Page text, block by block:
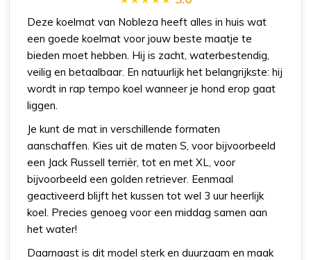
Deze koelmat van Nobleza heeft alles in huis wat
een goede koelmat voor jouw beste maatje te
bieden moet hebben. Hij is zacht, waterbestendig,
veilig en betaalbaar. En natuurlijk het belangrijkste: hij
wordt in rap tempo koel wanneer je hond erop gaat
liggen.
Je kunt de mat in verschillende formaten
aanschaffen. Kies uit de maten S, voor bijvoorbeeld
een Jack Russell terriër, tot en met XL, voor
bijvoorbeeld een golden retriever. Eenmaal
geactiveerd blijft het kussen tot wel 3 uur heerlijk
koel. Precies genoeg voor een middag samen aan
het water!
Daarnaast is dit model sterk en duurzaam en maak